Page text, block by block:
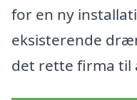
for en ny
eksisterende
det rette firma til